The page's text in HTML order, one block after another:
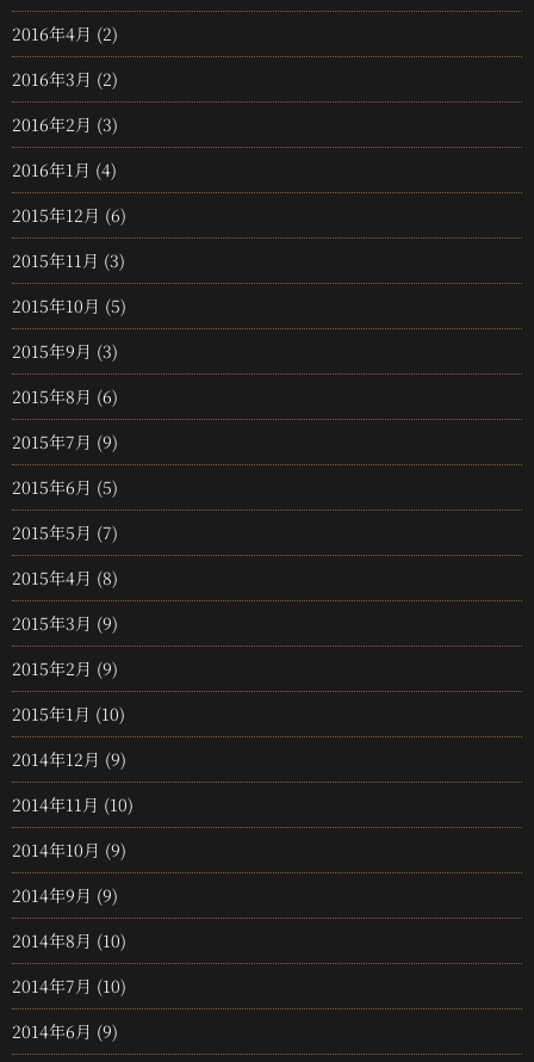
2016年4月 (2)
2016年3月 (2)
2016年2月 (3)
2016年1月 (4)
2015年12月 (6)
2015年11月 (3)
2015年10月 (5)
2015年9月 (3)
2015年8月 (6)
2015年7月 (9)
2015年6月 (5)
2015年5月 (7)
2015年4月 (8)
2015年3月 (9)
2015年2月 (9)
2015年1月 (10)
2014年12月 (9)
2014年11月 (10)
2014年10月 (9)
2014年9月 (9)
2014年8月 (10)
2014年7月 (10)
2014年6月 (9)